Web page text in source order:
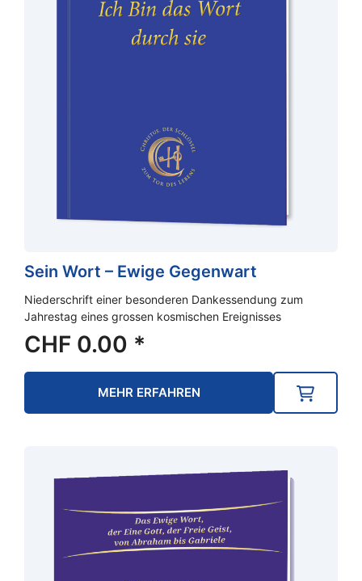
Sein Wort – Ewige Gegenwart
Niederschrift einer besonderen Dankessendung zum
Jahrestag eines grossen kosmischen Ereignisses
CHF 0.00 *
MEHR ERFAHREN